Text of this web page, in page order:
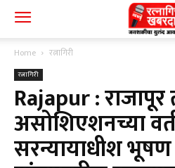
Home रत्नागिरी
रत्नागिरी
Rajapur :
असोशिएशनच्या
सरन्यायाधीश